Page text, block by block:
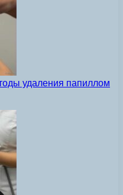
удаления папиллом